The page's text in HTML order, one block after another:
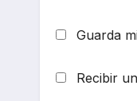
Guarda
Recibir